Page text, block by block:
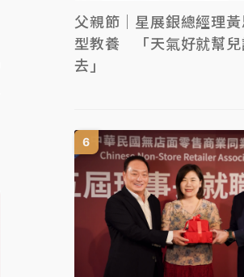
父親節｜星展銀總經理
型教養 「天氣好就幫兒
去」